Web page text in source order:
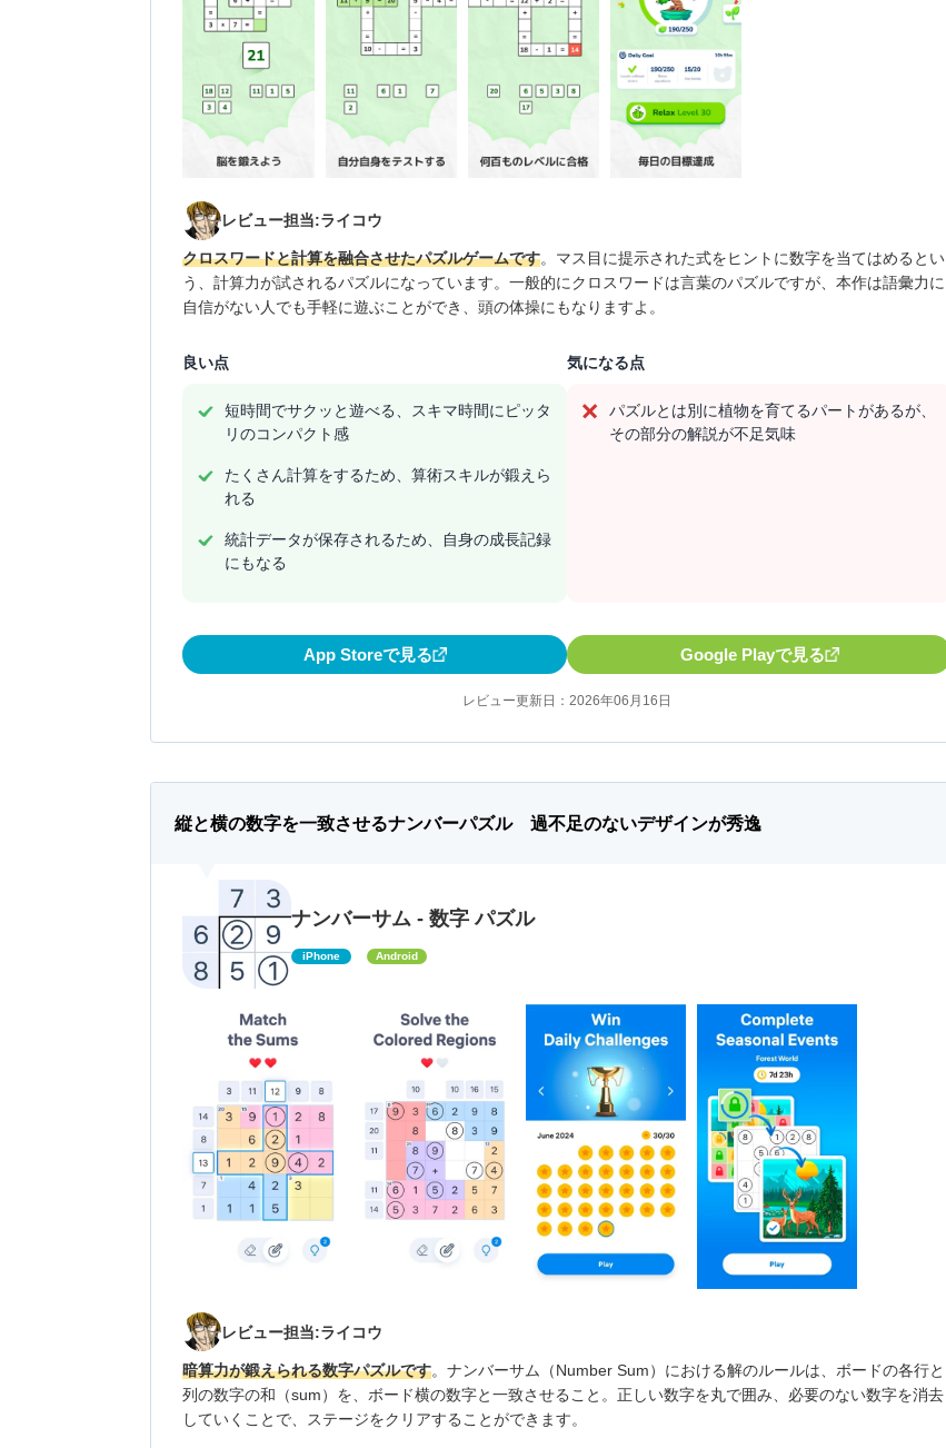
レビュー担当:ライコウ
クロスワードと計算を融合させたパズルゲームです。マス目に提示された式をヒントに数字を当てはめるとい
う、計算力が試されるパズルになっています。一般的にクロスワードは言葉のパズルですが、本作は語彙力に
自信がない人でも手軽に遊ぶことができ、頭の体操にもなりますよ。
良い点
短時間でサクッと遊べる、スキマ時間にピッタ
リのコンパクト感
たくさん計算をするため、算術スキルが鍛えら
れる
統計データが保存されるため、自身の成長記録
にもなる
気になる点
パズルとは別に植物を育てるパートがあるが、
その部分の解説が不足気味
App Storeで見る Google Playで見る
レビュー更新日：2026年06月16日
縦と横の数字を一致させるナンバーパズル 過不足のないデザインが秀逸
ナンバーサム - 数字 パズル
iPhone Android
レビュー担当:ライコウ
暗算力が鍛えられる数字パズルです。ナンバーサム（Number Sum）における解のルールは、ボードの各行と
列の数字の和（sum）を、ボード横の数字と一致させること。正しい数字を丸で囲み、必要のない数字を消去
していくことで、ステージをクリアすることができます。